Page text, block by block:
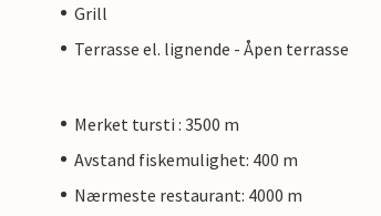
Grill
Terrasse el. lignende - Åpen terrasse
Merket tursti : 3500 m
Avstand fiskemulighet: 400 m
Nærmeste restaurant: 4000 m